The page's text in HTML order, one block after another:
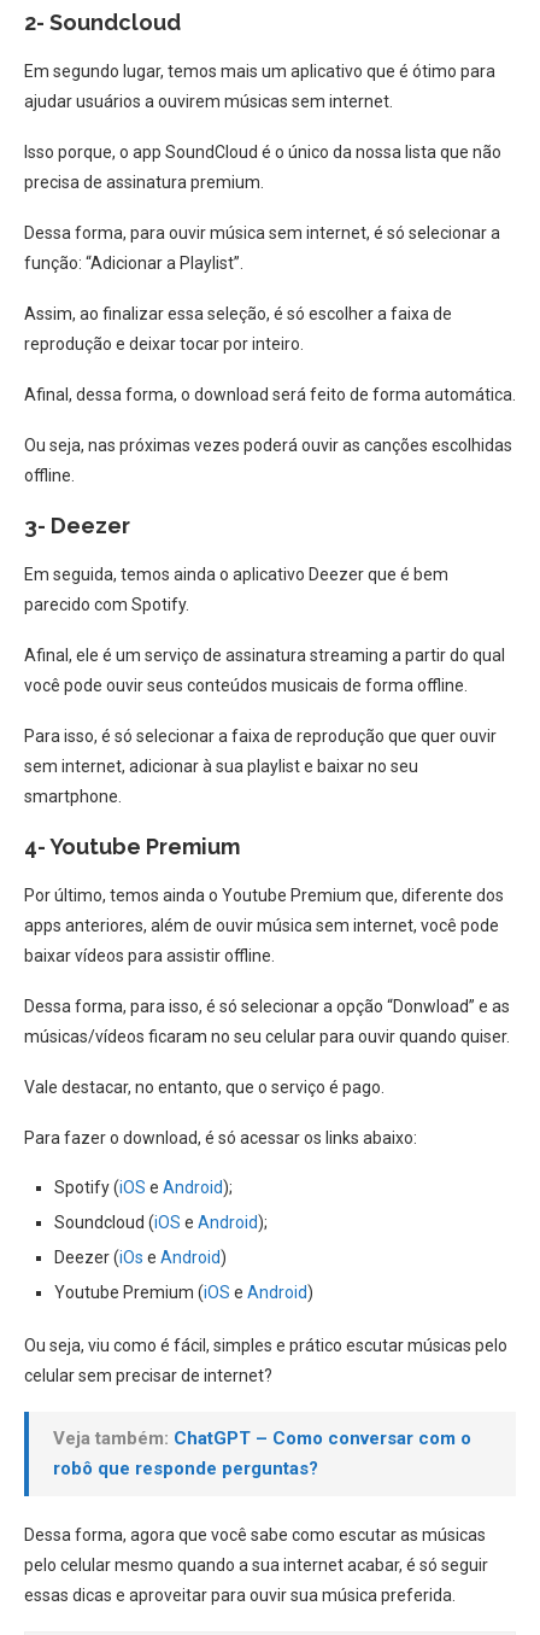
2- Soundcloud
Em segundo lugar, temos mais um aplicativo que é ótimo para
ajudar usuários a ouvirem músicas sem internet.
Isso porque, o app SoundCloud é o único da nossa lista que não
precisa de assinatura premium.
Dessa forma, para ouvir música sem internet, é só selecionar a
função: “Adicionar a Playlist”.
Assim, ao finalizar essa seleção, é só escolher a faixa de
reprodução e deixar tocar por inteiro.
Afinal, dessa forma, o download será feito de forma automática.
Ou seja, nas próximas vezes poderá ouvir as canções escolhidas
offline.
3- Deezer
Em seguida, temos ainda o aplicativo Deezer que é bem
parecido com Spotify.
Afinal, ele é um serviço de assinatura streaming a partir do qual
você pode ouvir seus conteúdos musicais de forma offline.
Para isso, é só selecionar a faixa de reprodução que quer ouvir
sem internet, adicionar à sua playlist e baixar no seu
smartphone.
4- Youtube Premium
Por último, temos ainda o Youtube Premium que, diferente dos
apps anteriores, além de ouvir música sem internet, você pode
baixar vídeos para assistir offline.
Dessa forma, para isso, é só selecionar a opção “Donwload” e as
músicas/vídeos ficaram no seu celular para ouvir quando quiser.
Vale destacar, no entanto, que o serviço é pago.
Para fazer o download, é só acessar os links abaixo:
Spotify (iOS e Android);
Soundcloud (iOS e Android);
Deezer (iOs e Android)
Youtube Premium (iOS e Android)
Ou seja, viu como é fácil, simples e prático escutar músicas pelo
celular sem precisar de internet?
Veja também: ChatGPT – Como conversar com o
robô que responde perguntas?
Dessa forma, agora que você sabe como escutar as músicas
pelo celular mesmo quando a sua internet acabar, é só seguir
essas dicas e aproveitar para ouvir sua música preferida.